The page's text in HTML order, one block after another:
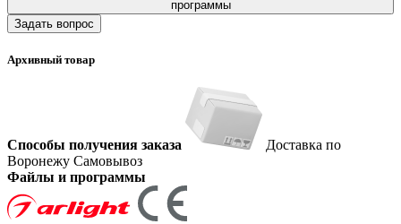
программы
Задать вопрос
Архивный товар
Способы получения заказа
Доставка по
Воронежу Самовывоз
Файлы и программы